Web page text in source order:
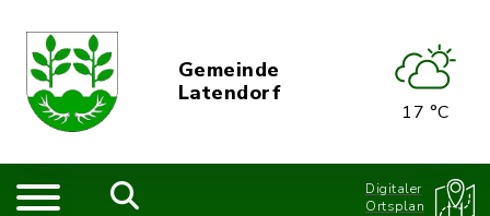
Gemeinde
Latendorf
17 °C
Digitaler
Ortsplan